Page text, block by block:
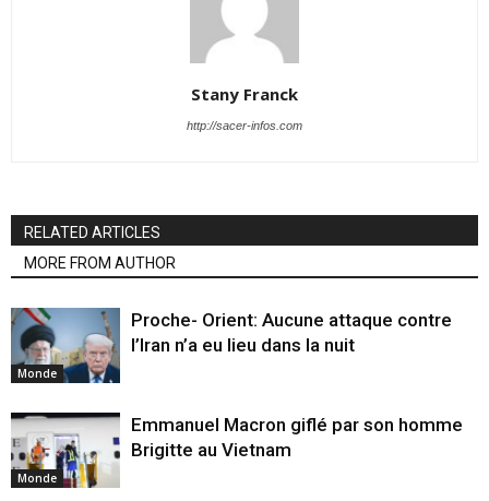
Stany Franck
http://sacer-infos.com
RELATED ARTICLES
MORE FROM AUTHOR
Monde
Proche- Orient: Aucune attaque contre
l’Iran n’a eu lieu dans la nuit
Monde
Emmanuel Macron giflé par son homme
Brigitte au Vietnam